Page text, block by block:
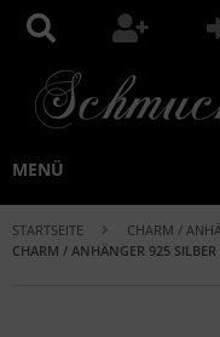
MENÜ
STARTSEITE CHARM /
CHARM / ANHÄNGER 925